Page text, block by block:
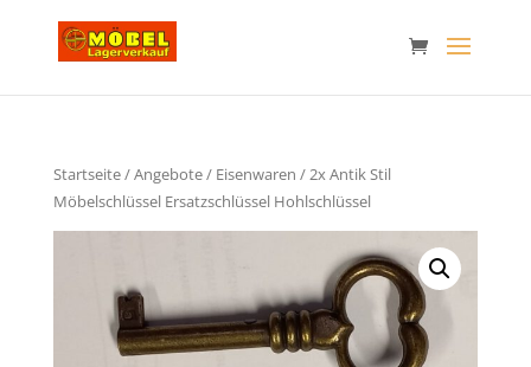
Startseite/Angebote/ Eisenwaren / 2x Antik Stil
Möbelschlüssel Ersatzschlüssel Hohlschlüssel